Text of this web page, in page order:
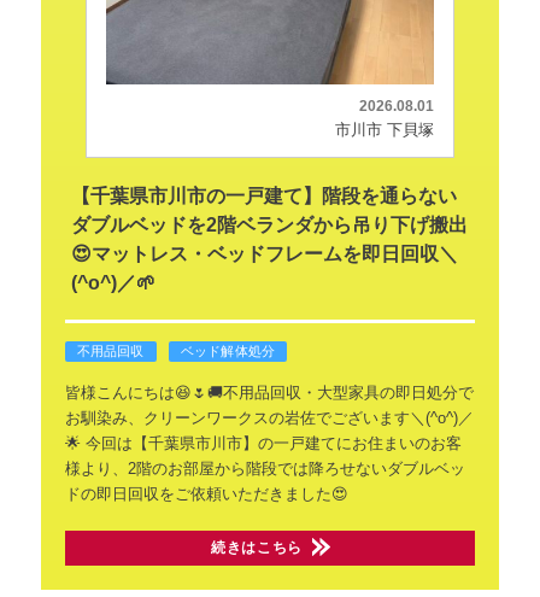
2026.08.01
市川市 下貝塚
【千葉県市川市の一戸建て】階段を通らない
ダブルベッドを2階ベランダから吊り下げ搬出
😍マットレス・ベッドフレームを即日回収＼
(^o^)／🌱
不用品回収 ベッド解体処分
皆様こんにちは😆🌷🚚不用品回収・大型家具の即日処分で
お馴染み、クリーンワークスの岩佐でございます＼(^o^)／
🌟 今回は【千葉県市川市】の一戸建てにお住まいのお客
様より、2階のお部屋から階段では降ろせないダブルベッ
ドの即日回収をご依頼いただきました😍
続きはこちら